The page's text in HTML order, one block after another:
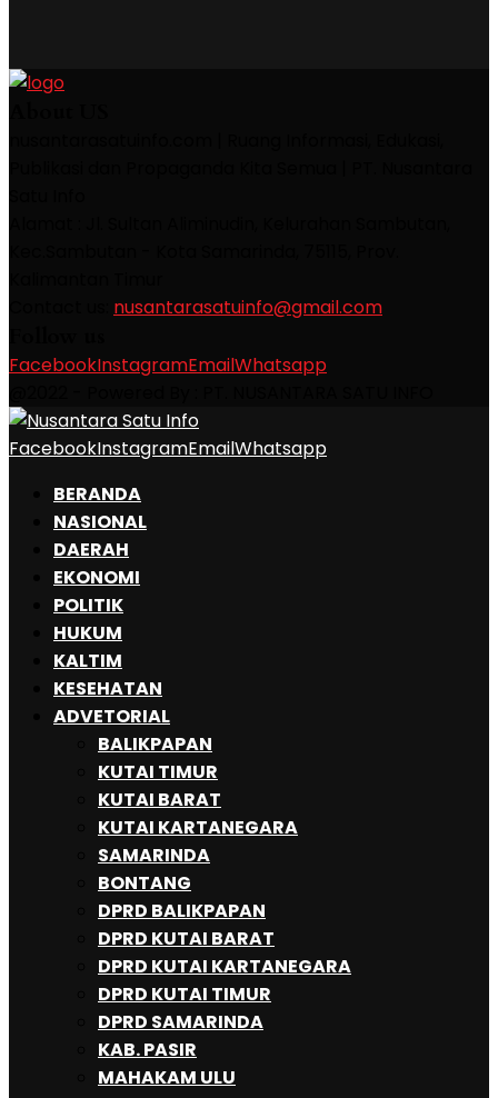
nusantarasatuinfo@gmail.com
FacebookInstagramEmailWhatsapp
FacebookInstagramEmailWhatsapp
BERANDA
NASIONAL
DAERAH
EKONOMI
POLITIK
HUKUM
KALTIM
KESEHATAN
ADVETORIAL
BALIKPAPAN
KUTAI TIMUR
KUTAI BARAT
KUTAI KARTANEGARA
SAMARINDA
BONTANG
DPRD BALIKPAPAN
DPRD KUTAI BARAT
DPRD KUTAI KARTANEGARA
DPRD KUTAI TIMUR
DPRD SAMARINDA
KAB. PASIR
MAHAKAM ULU